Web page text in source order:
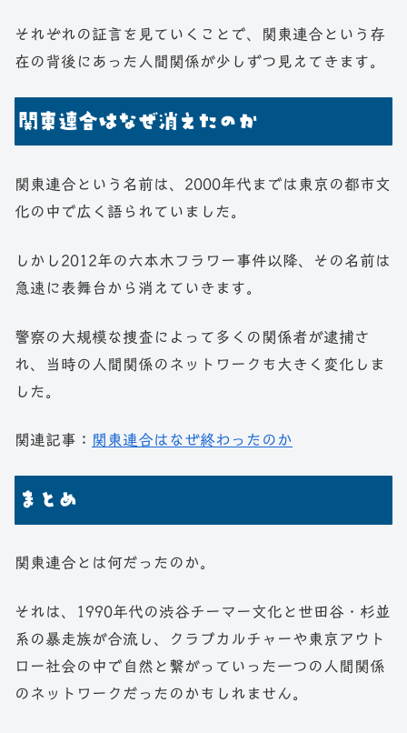
それぞれの証言を見ていくことで、関東連合という存
在の背後にあった人間関係が少しずつ見えてきます。
関東連合はなぜ消えたのか
関東連合という名前は、2000年代までは東京の都市文
化の中で広く語られていました。
しかし2012年の六本木フラワー事件以降、その名前は
急速に表舞台から消えていきます。
警察の大規模な捜査によって多くの関係者が逮捕さ
れ、当時の人間関係のネットワークも大きく変化しま
した。
関連記事： 関東連合はなぜ終わったのか
まとめ
関東連合とは何だったのか。
それは、1990年代の渋谷チーマー文化と世田谷・杉並
系の暴走族が合流し、クラブカルチャーや東京アウト
ロー社会の中で自然と繋がっていった一つの人間関係
のネットワークだったのかもしれません。